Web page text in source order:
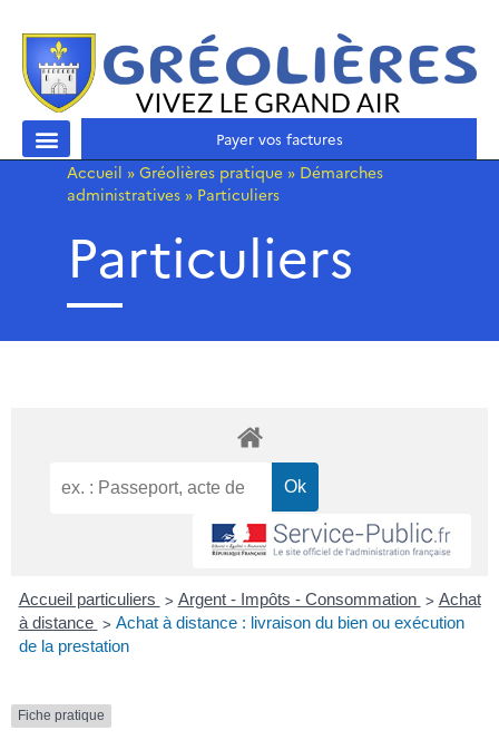
Payer vos factures
Accueil » Gréolières pratique » Démarches
administratives » Particuliers
Particuliers
Accueil particuliers > Argent - Impôts - Consommation > Achat
à distance > Achat à distance : livraison du bien ou exécution
de la prestation
Fiche pratique